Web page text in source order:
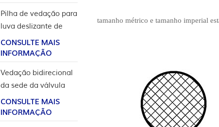
tamanho métrico e tamanho imperial
Pilha de vedação para
luva deslizante de
ferramentas de poço
CONSULTE MAIS
INFORMAÇÃO
Vedação bidirecional
da sede da válvula
esférica de alta
pressão
CONSULTE MAIS
INFORMAÇÃO